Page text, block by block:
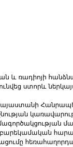
և ռադիոյի
ստորև